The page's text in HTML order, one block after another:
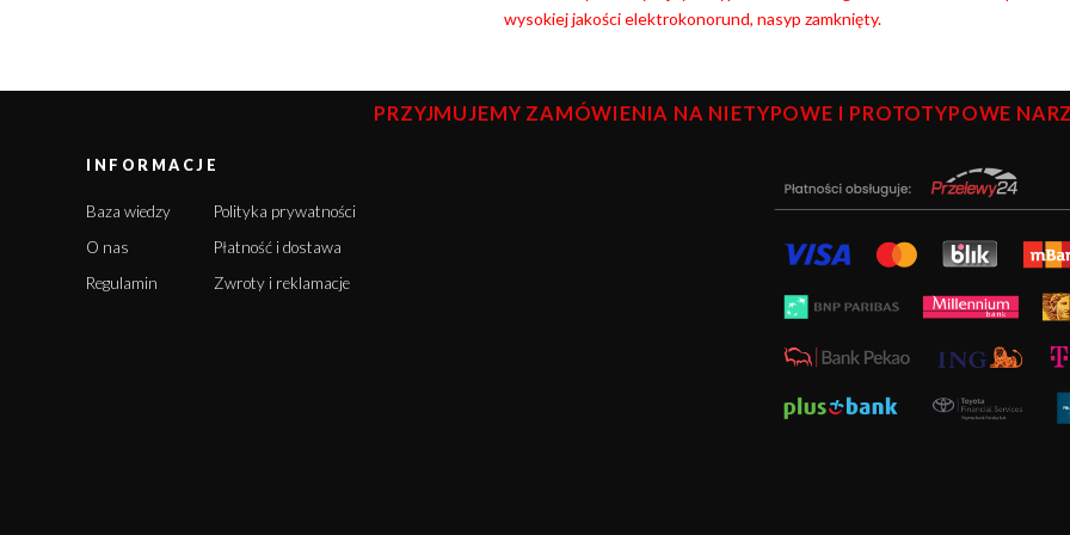
wysokiej jakości elektrokonorund, nasyp zamknięty.
PRZYJMUJEMY ZAMÓWIENIA NA NIETYPOWE I PROTOTYPOWE
INFORMACJE
Baza wiedzy
O nas
Regulamin
Polityka prywatności
Płatność i dostawa
Zwroty i reklamacje